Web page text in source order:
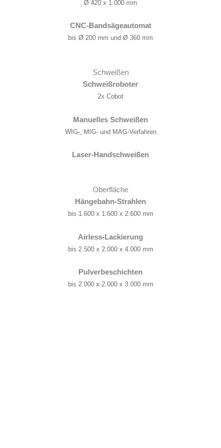
Ø 420 x 1.000 mm
CNC-Bandsägeautomat
bis Ø 200 mm und Ø 360 mm
Schweißen
Schweißroboter
2x Cobot
Manuelles Schweißen
WIG-, MIG- und MAG-Verfahren
Laser-Handschweißen
Oberfläche
Hängebahn-Strahlen
bis 1.600 x 1.600 x 2.600 mm
Airless-Lackierung
bis 2.500 x 2.000 x 4.000 mm
Pulverbeschichten
bis 2.000 x 2.000 x 3.000 mm